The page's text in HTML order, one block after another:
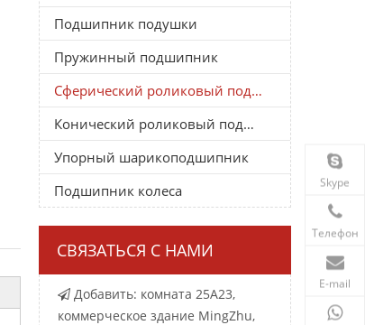
Подшипник подушки
Пружинный подшипник
Сферический роликовый подшипник
Конический роликовый подшипник
Упорный шарикоподшипник
Подшипник колеса
СВЯЗАТЬСЯ С НАМИ
 Добавить: комната 25A23,
коммерческое здание MingZhu,
Skype
Телефон
E-mail